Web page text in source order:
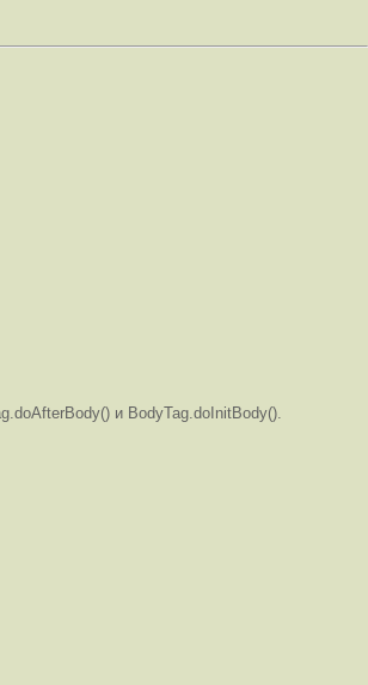
и BodyTag.doInitBody().